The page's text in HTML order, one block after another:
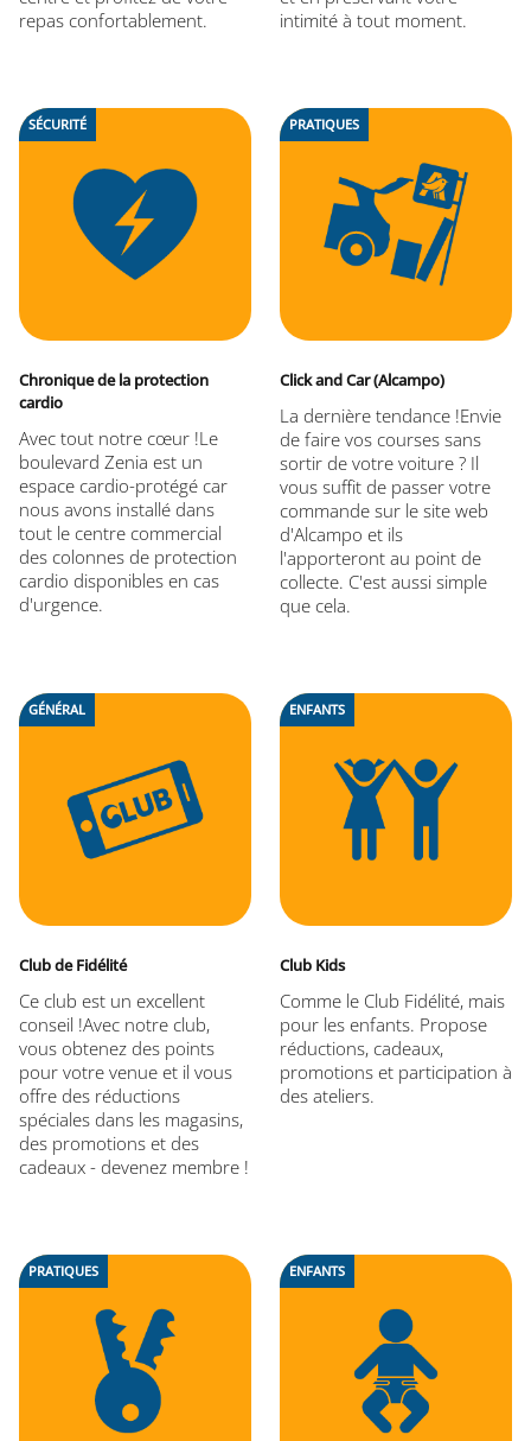
repas confortablement.
intimité à tout moment.
SÉCURITÉ
Chronique de la protection
cardio
Avec tout notre cœur !Le
boulevard Zenia est un
espace cardio-protégé car
nous avons installé dans
tout le centre commercial
des colonnes de protection
cardio disponibles en cas
d'urgence.
PRATIQUES
Click and Car (Alcampo)
La dernière tendance !Envie
de faire vos courses sans
sortir de votre voiture ? Il
vous suffit de passer votre
commande sur le site web
d'Alcampo et ils
l'apporteront au point de
collecte. C'est aussi simple
que cela.
GÉNÉRAL
Club de Fidélité
Ce club est un excellent
conseil !Avec notre club,
vous obtenez des points
pour votre venue et il vous
offre des réductions
spéciales dans les magasins,
des promotions et des
cadeaux - devenez membre !
ENFANTS
Club Kids
Comme le Club Fidélité, mais
pour les enfants. Propose
réductions, cadeaux,
promotions et participation à
des ateliers.
PRATIQUES ENFANTS